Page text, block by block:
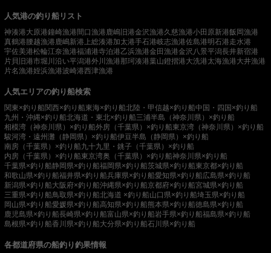
人気港の釣り船リスト
神湊港大原港鐘崎漁港間口漁港 鹿嶋旧港金沢漁港久慈漁港小田原新港飯岡漁港
真鶴港腰越漁港 鹿嶋新港 上総湊港加太港手石港岐志漁港佐島港明石港走水港
宇佐美港松輪江奈漁港福浦港寺泊港乙浜漁港金田漁港金沢八景平潟長井新宿港
片貝旧港市堀川沿い平潟港外川漁港那珂湊港葉山鐙摺港大洗港太海漁港大井漁港
片名漁港姪浜漁港波崎港西津漁港
人気エリアの釣り船検索
関東×釣り船関西×釣り船東海×釣り船北陸・甲信越×釣り船中国・四国×釣り船
九州・沖縄×釣り船北海道・東北×釣り船三浦半島（神奈川県）×釣り船
相模湾（神奈川県）×釣り船外房（千葉県）×釣り船東京湾（神奈川県）×釣り船
駿河湾・遠州灘（静岡県）×釣り船伊豆半島（静岡県）×釣り船
南房（千葉県）×釣り船九十九里・銚子（千葉県）×釣り船
内房（千葉県）×釣り船東京湾奥（千葉県）×釣り船神奈川県×釣り船
千葉県×釣り船静岡県×釣り船福岡県×釣り船茨城県×釣り船東京都×釣り船
和歌山県×釣り船福井県×釣り船兵庫県×釣り船愛知県×釣り船広島県×釣り船
新潟県×釣り船大阪府×釣り船沖縄県×釣り船京都府×釣り船宮城県×釣り船
三重県×釣り船鳥取県×釣り船北海道 ×釣り船山口県×釣り船埼玉県×釣り船
岡山県×釣り船愛媛県×釣り船高知県×釣り船熊本県×釣り船徳島県×釣り船
鹿児島県×釣り船長崎県×釣り船富山県×釣り船岩手県×釣り船福島県×釣り船
島根県×釣り船香川県×釣り船大分県×釣り船石川県×釣り船
各都道府県の船釣り釣果情報